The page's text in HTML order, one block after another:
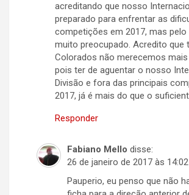
acreditando que nosso
preparado para enfrentar as
competições em 2017, mas
muito preocupado. Acredito que
Colorados não merecemos
pois ter de aguentar o nosso
Divisão e fora das principais
2017, já é mais do que o
Responder
Fabiano Mello disse:
26 de janeiro de 2017 às 14:02
Pauperio, eu penso que não